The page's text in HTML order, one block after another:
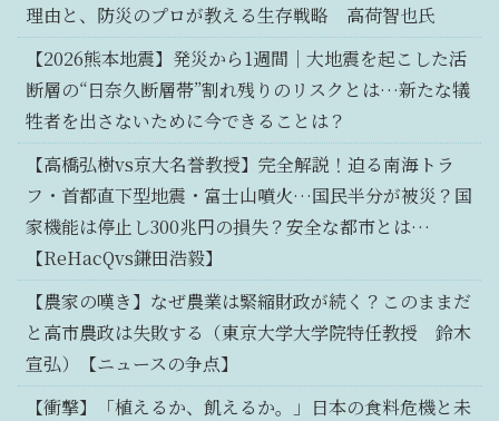
理由と、防災のプロが教える生存戦略 高荷智也氏
【2026熊本地震】発災から1週間｜大地震を起こした活
断層の“日奈久断層帯”割れ残りのリスクとは…新たな犠
牲者を出さないために今できることは？
【高橋弘樹vs京大名誉教授】完全解説！迫る南海トラ
フ・首都直下型地震・富士山噴火…国民半分が被災？国
家機能は停止し300兆円の損失？安全な都市とは…
【ReHacQvs鎌田浩毅】
【農家の嘆き】なぜ農業は緊縮財政が続く？このままだ
と高市農政は失敗する（東京大学大学院特任教授 鈴木
宣弘）【ニュースの争点】
【衝撃】「植えるか、飢えるか。」日本の食料危機と未